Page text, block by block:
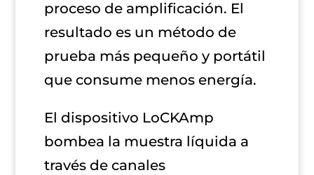
proceso de amplificación. El
resultado es un método de
prueba más pequeño y portátil
que consume menos energía.
El dispositivo LoCKAmp
bombea la muestra líquida a
través de canales